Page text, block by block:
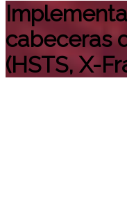
cabeceras
(HSTS, X-